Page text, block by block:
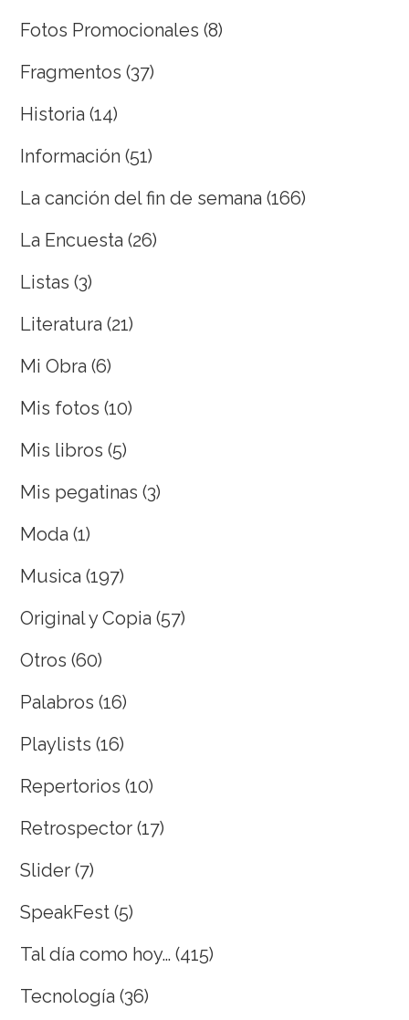
Fotos Promocionales (8)
Fragmentos (37)
Historia (14)
Información (51)
La canción del fin de semana (166)
La Encuesta (26)
Listas (3)
Literatura (21)
Mi Obra (6)
Mis fotos (10)
Mis libros (5)
Mis pegatinas (3)
Moda (1)
Musica (197)
Original y Copia (57)
Otros (60)
Palabros (16)
Playlists (16)
Repertorios (10)
Retrospector (17)
Slider (7)
SpeakFest (5)
Tal día como hoy… (415)
Tecnología (36)